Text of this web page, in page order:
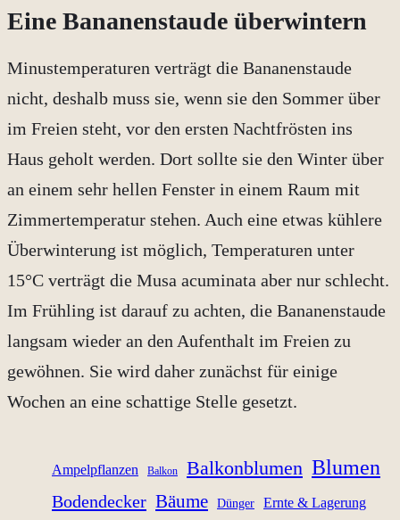
Eine Bananenstaude überwintern
Minustemperaturen verträgt die Bananenstaude
nicht, deshalb muss sie, wenn sie den Sommer über
im Freien steht, vor den ersten Nachtfrösten ins
Haus geholt werden. Dort sollte sie den Winter über
an einem sehr hellen Fenster in einem Raum mit
Zimmertemperatur stehen. Auch eine etwas kühlere
Überwinterung ist möglich, Temperaturen unter
15°C verträgt die Musa acuminata aber nur schlecht.
Im Frühling ist darauf zu achten, die Bananenstaude
langsam wieder an den Aufenthalt im Freien zu
gewöhnen. Sie wird daher zunächst für einige
Wochen an eine schattige Stelle gesetzt.
Ampelpflanzen Balkon Balkonblumen Blumen
Bodendecker Bäume Dünger Ernte & Lagerung